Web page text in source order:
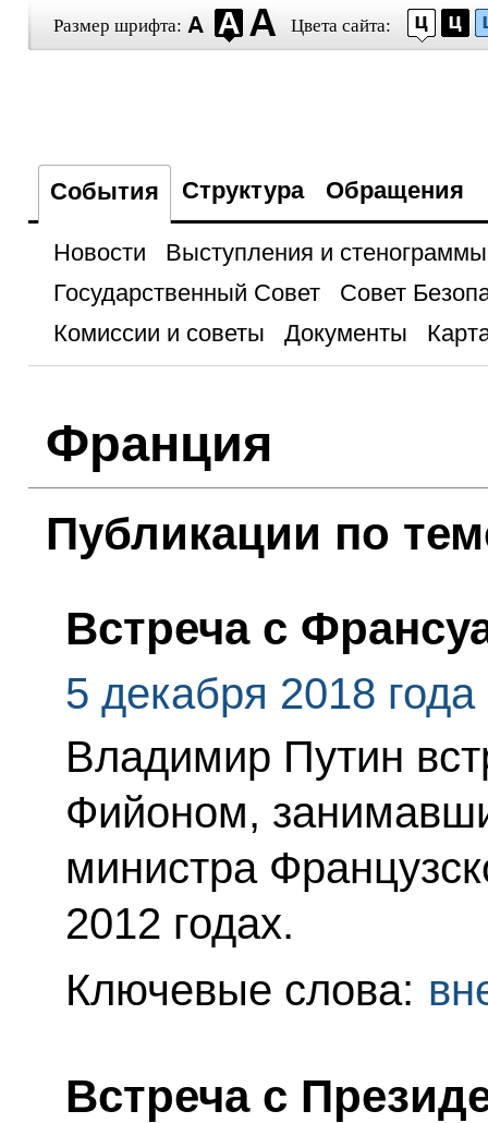
Размер шрифта: Цвета сайта:
События Структура Обращения
Новости
Выступления и стенограммы
Государственный Совет
Совет
Комиссии и советы
Документы
Франция
Публикации по
Встреча с
5 декабря 2018 года
Владимир Путин
Фийоном,
министра
2012 годах.
Ключевые слова:
Встреча с